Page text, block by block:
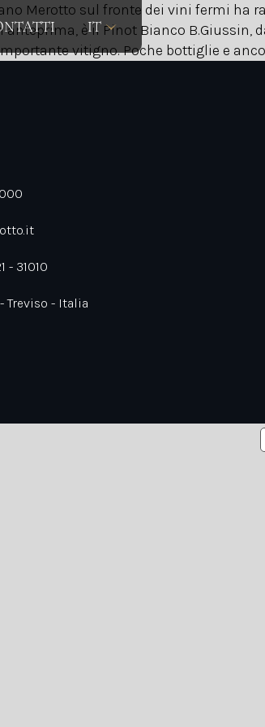
IT
Merotto sul fronte dei vini fermi ha
anteprima, è il Pinot Bianco
vitigno. Poche bottiglie e
- 31010
Treviso - Italia